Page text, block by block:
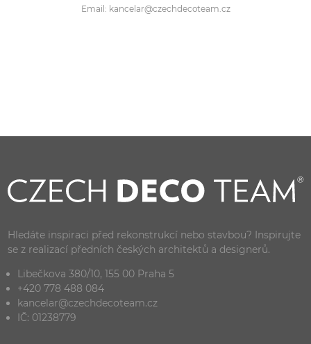
Email: kancelar@czechdecoteam.cz
Hledáte inspiraci před rekonstrukcí nebo stavbou? Inspirujte
se z realizací předních českých architektů a designerů.
Libečkova 380/10, 155 00 Praha 5
+420 778 488 084
kancelar@czechdecoteam.cz
IČ: 01238779